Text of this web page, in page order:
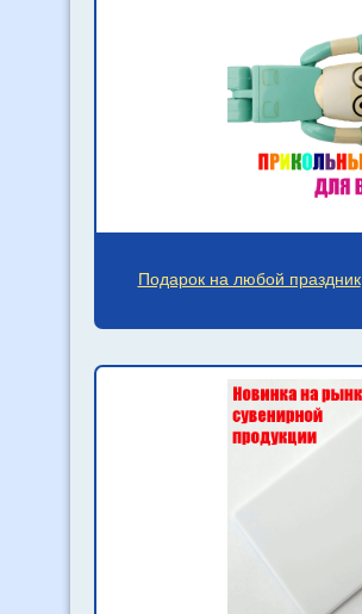
Подарок на любой праздник